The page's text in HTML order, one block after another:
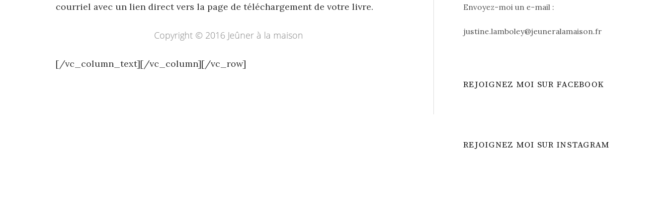
courriel avec un lien direct vers la page de téléchargement de votre livre.
Copyright © 2016 Jeûner à la maison
[/vc_column_text][/vc_column][/vc_row]
Envoyez-moi un e-mail :
justine.lamboley@jeuneralamaison.fr
REJOIGNEZ MOI SUR FACEBOOK
REJOIGNEZ MOI SUR INSTAGRAM